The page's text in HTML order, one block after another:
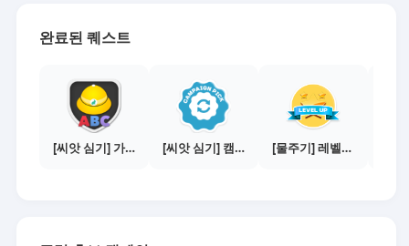
완료된 퀘스트
[씨앗 심기] 가이드보기 - 매체별 활동 가이드 [씨앗 심기] 캠페인 전환하기 [물주기] 레벨업하기 - 실버